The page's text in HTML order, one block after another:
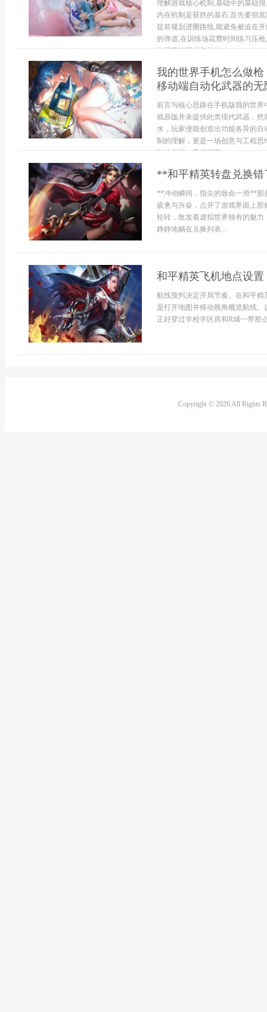
理解游戏核心机制,基础中的基础
内在机制是获胜的基石,首先要彻
提前规划进圈路线,能避免被迫在
的弹道,在训练场花费时间练习压
位是高端局必备技能...
我的世界手机怎么做
移动端自动化武器的无
前言与核心思路在手机版我的世
戏原版并未提供此类现代武器，
水，玩家便能创造出功能各异的
制的理解，更是一场创意与工程
础的掌握，手机版我...
**和平精英转盘兑换
**冲动瞬间，指尖的致命一滑**那
疲惫与兴奋，点开了游戏界面上
轮转，散发着虚拟世界独有的魅
静静地躺在兑换列表...
和平精英飞机地点设
航线预判决定开局节奏。在和平
是打开地图并移动视角概览航线
正好穿过学校学区房和R城一带那
Copyright © 2026 All Rights